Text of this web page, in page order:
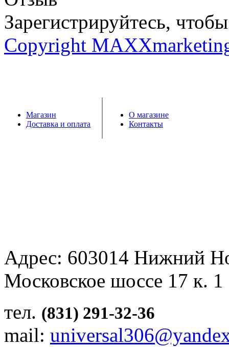
Зарегистрируйтесь,
Copyright
Магазин
Доставка и оплата
О магазине
Контакты
Адрес: 603014 Нижний
Московское шоссе 17 к.
тел. (831) 291-32-36
mail: